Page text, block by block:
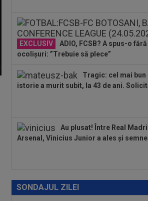
13:38
Cosmin Matei a fost suspendat
pentru dopaj! Verdictul final dat de TAS
13:36 EXCLUSIV
Ilie Dumitrescu a
mai rezistat
13:34
Lovitură de teatru, cu o zi
EXCLUSIV
ADIO, FCSB? A spus-o fără
ocolișuri: ”Trebuie să plece”
Tragic: cel mai bun
istorie a murit subit, la 43 de ani.
Au plusat! Între Real
Arsenal, Vinicius Junior a ales și
SONDAJUL ZILEI